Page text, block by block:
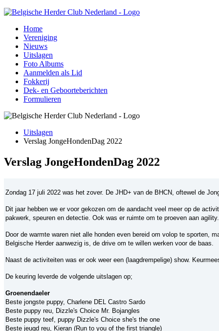
Home
Vereniging
Nieuws
Uitslagen
Foto Albums
Aanmelden als Lid
Fokkerij
Dek- en Geboorteberichten
Formulieren
Uitslagen
Verslag JongeHondenDag 2022
Verslag JongeHondenDag 2022
Zondag 17 juli 2022 was het zover. De JHD+ van de BHCN, oftewel de
Dit jaar hebben we er voor gekozen om de aandacht veel meer op de
pakwerk, speuren en detectie. Ook was er ruimte om te proeven aan
Door de warmte waren niet alle honden even bereid om volop te sporten,
Belgische Herder aanwezig is, de drive om te willen werken voor de baas.
Naast de activiteiten was er ook weer een (laagdrempelige) show.
De keuring leverde de volgende uitslagen op;
Groenendaeler
Beste jongste puppy, Charlene DEL Castro Sardo
Beste puppy reu, Dizzle's Choice Mr. Bojangles
Beste puppy teef, puppy Dizzle's Choice she's the one
Beste jeugd reu, Kieran (Run to you of the first triangle)